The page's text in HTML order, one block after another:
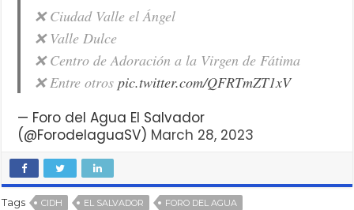
❌ Ciudad Valle el Ángel
❌ Valle Dulce
❌ Centro de Adoración a la Virgen de Fátima
❌ Entre otrospic.twitter.com/QFRTmZT1xV
— Foro del Agua El Salvador
(@ForodelaguaSV) March 28, 2023
Tags CIDH EL SALVADOR
FORO DEL AGUA